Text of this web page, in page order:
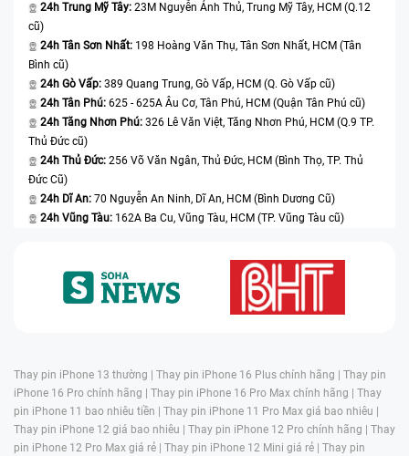
24h Trung Mỹ Tây: 23M Nguyễn Ảnh Thủ, Trung Mỹ Tây, HCM (Q.12
cũ)
24h Tân Sơn Nhất: 198 Hoàng Văn Thụ, Tân Sơn Nhất, HCM (Tân
Bình cũ)
24h Gò Vấp: 389 Quang Trung, Gò Vấp, HCM (Q. Gò Vấp cũ)
24h Tân Phú: 625 - 625A Âu Cơ, Tân Phú, HCM (Quận Tân Phú cũ)
24h Tăng Nhơn Phú: 326 Lê Văn Việt, Tăng Nhơn Phú, HCM (Q.9 TP.
Thủ Đức cũ)
24h Thủ Đức: 256 Võ Văn Ngân, Thủ Đức, HCM (Bình Thọ, TP. Thủ
Đức Cũ)
24h Dĩ An: 70 Nguyễn An Ninh, Dĩ An, HCM (Bình Dương Cũ)
24h Vũng Tàu: 162A Ba Cu, Vũng Tàu, HCM (TP. Vũng Tàu cũ)
Thay pin iPhone 13 thường | Thay pin iPhone 16 Plus chính hãng | Thay pin
iPhone 16 Pro chính hãng | Thay pin iPhone 16 Pro Max chính hãng | Thay
pin iPhone 11 bao nhiêu tiền | Thay pin iPhone 11 Pro Max giá bao nhiêu |
Thay pin iPhone 12 giá bao nhiêu | Thay pin iPhone 12 Pro chính hãng | Thay
pin iPhone 12 Pro Max giá rẻ | Thay pin iPhone 12 Mini giá rẻ | Thay pin